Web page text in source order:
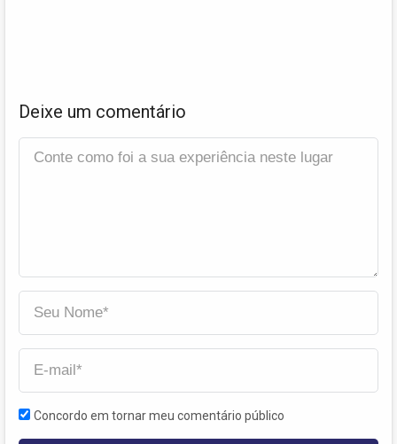
Deixe um comentário
Concordo em tornar meu comentário público